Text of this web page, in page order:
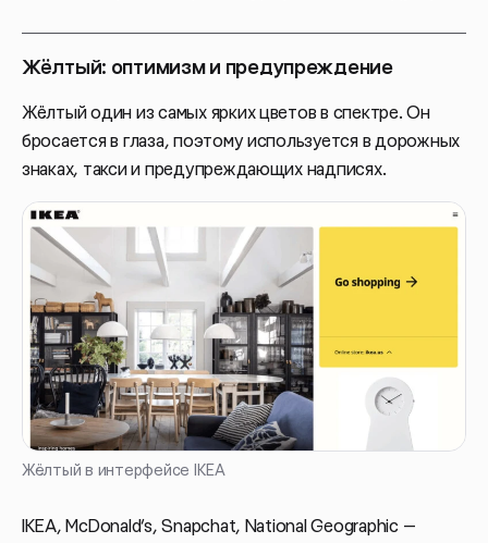
Жёлтый: оптимизм и предупреждение
Жёлтый один из самых ярких цветов в спектре. Он
бросается в глаза, поэтому используется в дорожных
знаках, такси и предупреждающих надписях.
Жёлтый в интерфейсе IKEA
IKEA, McDonald’s, Snapchat, National Geographic —